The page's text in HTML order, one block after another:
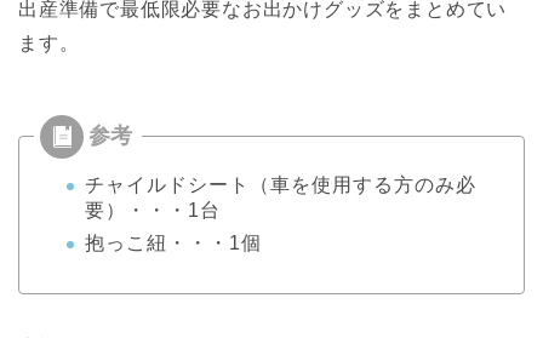
出産準備で最低限必要なお出かけグッズをまとめてい
ます。
チャイルドシート（車を使用する方のみ必
要）・・・1台
抱っこ紐・・・1個